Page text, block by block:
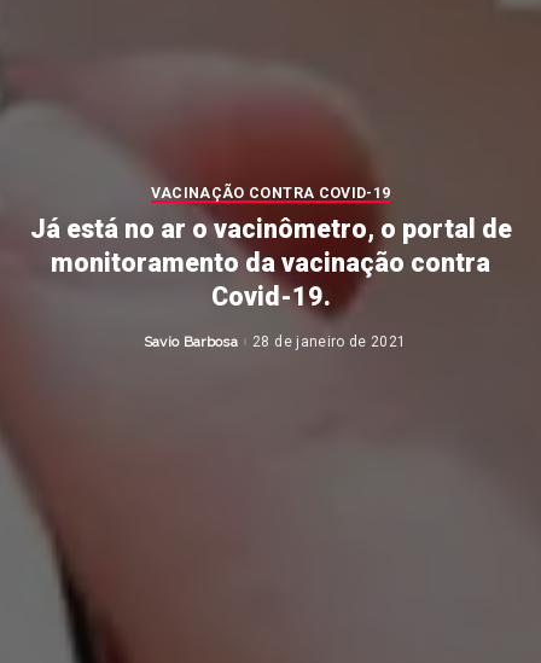
VACINAÇÃO CONTRA COVID-19
Já está no ar o vacinômetro, o portal de
monitoramento da vacinação contra
Covid-19.
Posted
Savio Barbosa 28 de janeiro de 2021